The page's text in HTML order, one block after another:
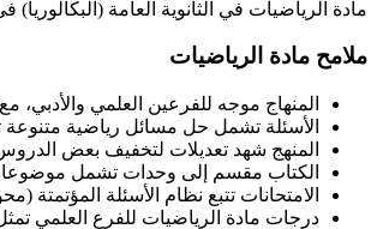
مادة الرياضيات في الثانوية العامة (البكالوريا) في سوريا لعام 2025 هي مادة أساسية تشمل فرعي العلمي والأدبي، وتصدر وزارة التربية نماذج استرشادية رسمية
ملامح مادة الرياضيات
المنهاج موجه للفرعين العلمي والأدبي،
الأسئلة تشمل حل مسائل رياضية متنوعة
المنهج شهد تعديلات لتخفيف بعض
الكتاب مقسم إلى وحدات تشمل موضوعات
الامتحانات تتبع نظام الأسئلة
درجات مادة الرياضيات للفرع العلمي